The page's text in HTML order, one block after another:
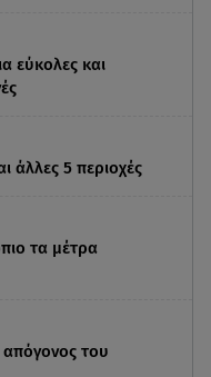
εύκολες και
άλλες 5 περιοχές
τα μέτρα
του